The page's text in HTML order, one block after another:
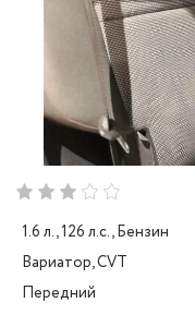
1.6 л., 126 л.с., Бензин
Вариатор, CVT
Передний